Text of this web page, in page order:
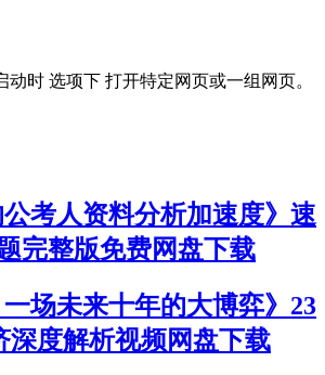
动时 选项下 打开特定网页或一组网页。
公考人资料分析加速度》速
完整版免费网盘下载
一场未来十年的大博弈》23
深度解析视频网盘下载